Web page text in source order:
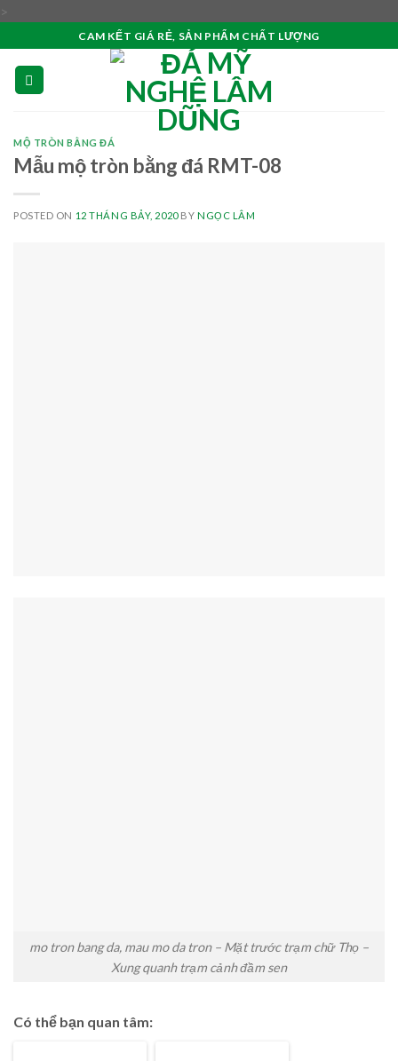
>
content
CAM KẾT GIÁ RẺ, SẢN PHẨM CHẤT LƯỢNG
MỘ TRÒN BẰNG ĐÁ
Mẫu mộ tròn bằng đá RMT-08
POSTED ON 12 THÁNG BẢY, 2020BY NGỌC LÂM
mo tron bang da, mau mo da tron – Mặt trước trạm chữ Thọ –
Xung quanh trạm cảnh đầm sen
Có thể bạn quan tâm: